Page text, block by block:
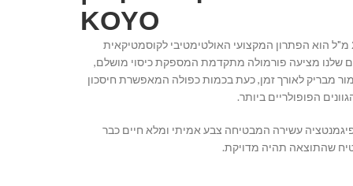
KOYO
לק ג'ל KOYO בנפח 20 מ"ל הוא הפתרון המקצועי האולטימטיבי לקוסמטיקאית
שלנו מציעה פורמולה מתקדמת המספקת כיסוי מושלם,
מבריק לאורך זמן, כעת בכמות כפולה המאפשרת חיסכון
הפופולריים ביותר.
עשירה המבטיחה צבע אמיתי ומלא חיים כבר
שהתוצאה תהיה מדויקת.